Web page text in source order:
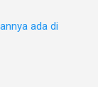
ada di